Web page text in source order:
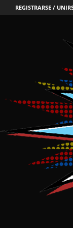
REGISTRARSE /